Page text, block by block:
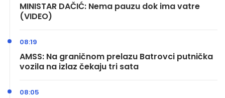
MINISTAR DAČIĆ: Nema pauzu dok ima vatre
(VIDEO)
AMSS: Na graničnom prelazu Batrovci putnička
vozila na izlaz čekaju tri sata
08:19
08:05